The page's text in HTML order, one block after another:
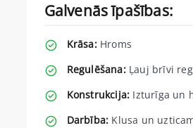
Galvenās īpašības:
Krāsa:Hroms
Regulēšana:Ļauj brīvi
Konstrukcija: Izturīga un
Darbība: Klusa un